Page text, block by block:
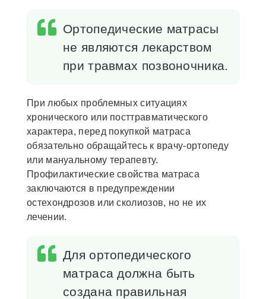
Ортопедические матрасы
не являются лекарством
при травмах позвоночника.
При любых проблемных ситуациях
хронического или посттравматического
характера, перед покупкой матраса
обязательно обращайтесь к врачу-ортопеду
или мануальному терапевту.
Профилактические свойства матраса
заключаются в предупреждении
остехондрозов или сколиозов, но не их
лечении.
Для ортопедического
матраса должна быть
создана правильная